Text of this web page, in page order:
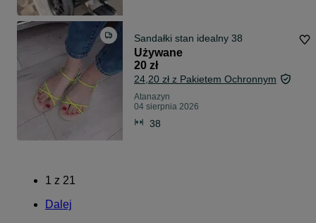
Sandałki stan idealny 38
Używane
20 zł
24,20 zł z Pakietem Ochronnym
Atanazyn
04 sierpnia 2026
38
1 z 21
Dalej